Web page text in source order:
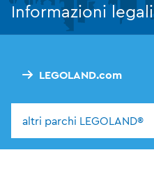
LEGOLAND.com
altri parchi LEGOLAND®
Informazioni legali